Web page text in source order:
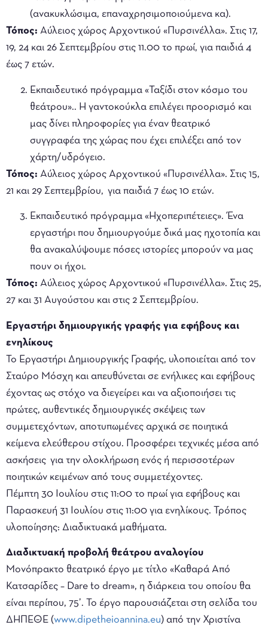
(ανακυκλώσιμα, επαναχρησιμοποιούμενα κα).
Τόπος: Αύλειος χώρος Αρχοντικού «Πυρσινέλλα». Στις 17,
19, 24 και 26 Σεπτεμβρίου στις 11.00 το πρωί, για παιδιά 4
έως 7 ετών.
Εκπαιδευτικό πρόγραμμα «Ταξίδι στον κόσμο του
θεάτρου».. Η γαντοκούκλα επιλέγει προορισμό και
μας δίνει πληροφορίες για έναν θεατρικό
συγγραφέα της χώρας που έχει επιλέξει από τον
χάρτη/υδρόγειο.
Τόπος: Αύλειος χώρος Αρχοντικού «Πυρσινέλλα». Στις 15,
21 και 29 Σεπτεμβρίου, για παιδιά 7 έως 10 ετών.
Εκπαιδευτικό πρόγραμμα «Ηχοπεριπέτειες». Ένα
εργαστήρι που δημιουργούμε δικά μας ηχοτοπία και
θα ανακαλύψουμε πόσες ιστορίες μπορούν να μας
πουν οι ήχοι.
Τόπος: Αύλειος χώρος Αρχοντικού «Πυρσινέλλα». Στις 25,
27 και 31 Αυγούστου και στις 2 Σεπτεμβρίου.
Εργαστήρι δημιουργικής γραφής για εφήβους και
ενηλίκους
Το Εργαστήρι Δημιουργικής Γραφής, υλοποιείται από τον
Σταύρο Μόσχη και απευθύνεται σε ενήλικες και εφήβους
έχοντας ως στόχο να διεγείρει και να αξιοποιήσει τις
πρώτες, αυθεντικές δημιουργικές σκέψεις των
συμμετεχόντων, αποτυπωμένες αρχικά σε ποιητικά
κείμενα ελεύθερου στίχου. Προσφέρει τεχνικές μέσα από
ασκήσεις για την ολοκλήρωση ενός ή περισσοτέρων
ποιητικών κειμένων από τους συμμετέχοντες.
Πέμπτη 30 Ιουλίου στις 11:00 το πρωί για εφήβους και
Παρασκευή 31 Ιουλίου στις 11:00 για ενηλίκους. Τρόπος
υλοποίησης: Διαδικτυακά μαθήματα.
Διαδικτυακή προβολή θεάτρου αναλογίου
Mονόπρακτο θεατρικό έργο με τίτλο «Καθαρά Από
Κατσαρίδες – Dare to dream», η διάρκεια του οποίου θα
είναι περίπου, 75’. Το έργο παρουσιάζεται στη σελίδα του
ΔΗΠΕΘΕ (www.dipetheioannina.eu) από την Χριστίνα